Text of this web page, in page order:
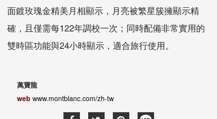
面鍍玫瑰金精美月相顯示，月亮被繁星簇擁顯示精
確，且僅需每122年調校一次；同時配備非常實用的
雙時區功能與24小時顯示，適合旅行使用。
萬寶龍
web www.montblanc.com/zh-tw